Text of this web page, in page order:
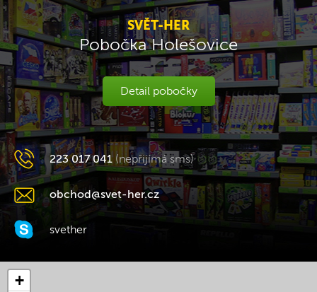
SVĚT-HER
Pobočka Holešovice
Detail pobočky
223 017 041 (nepřijímá sms)
obchod@svet-her.cz
svether
+